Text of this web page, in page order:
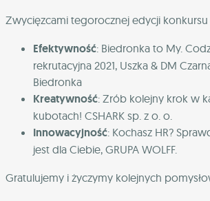
Zwycięzcami tegorocznej edycji konkursu
Efektywność: Biedronka to My.
rekrutacyjna 2021, Uszka & DM
Biedronka
Kreatywność: Zrób kolejny krok w
kubotach! CSHARK sp. z o. o.
Innowacyjność: Kochasz HR?
jest dla Ciebie, GRUPA WOLFF.
Gratulujemy i życzymy kolejnych